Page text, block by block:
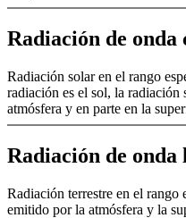
Radiación de onda
Radiación solar en el rango
radiación es el sol, la radiación
atmósfera y en parte en la
Radiación de onda
Radiación terrestre en el rango
emitido por la atmósfera y la